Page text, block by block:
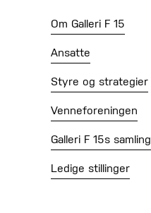
Om Galleri F 15
Ansatte
Styre og strategier
Venneforeningen
Galleri F 15s samling
Ledige stillinger